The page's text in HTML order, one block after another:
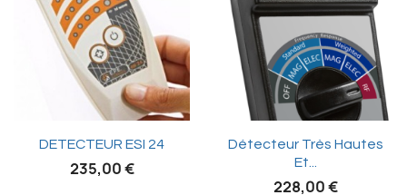
DETECTEUR ESI 24
235,00 €
Détecteur Très Hautes
Et...
228,00 €